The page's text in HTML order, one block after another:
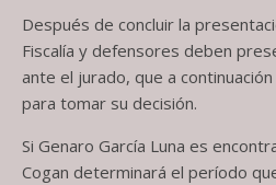
Después de concluir la
Fiscalía y defensores deben
ante el jurado, que a
para tomar su decisión.
Si Genaro García Luna es
Cogan determinará el período